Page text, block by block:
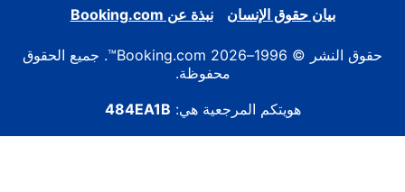
بيان حقوق الإنسان
نبذة عن Booking.com
حقوق النشر © 1996–2026 Booking.com™. جميع الحقوق
محفوظة.
هويتكم المرجعية هي: 484EA1B